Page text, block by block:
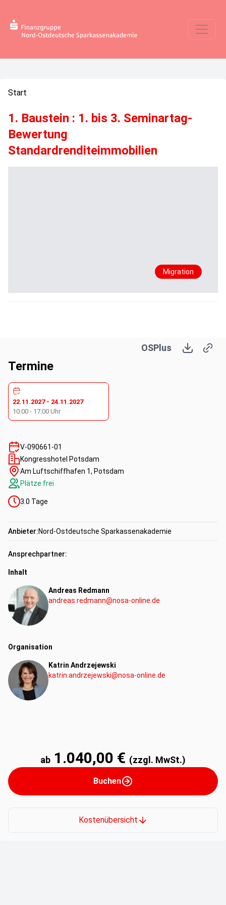
Start
1. Baustein : 1. bis 3. Seminartag-
Bewertung
Standardrenditeimmobilien
Migration
OSPlus
Termine
22.11.2027- 24.11.2027
10:00 - 17:00 Uhr
V-090661-01
Kongresshotel Potsdam
Am Luftschiffhafen 1, Potsdam
Plätze frei
3.0 Tage
Anbieter:Nord-Ostdeutsche Sparkassenakademie
Ansprechpartner:
Inhalt
Andreas Redmann
andreas.redmann@nosa-online.de
Organisation
Katrin Andrzejewski
katrin.andrzejewski@nosa-online.de
ab 1.040,00 € (zzgl. MwSt.)
Buchen
Kostenübersicht